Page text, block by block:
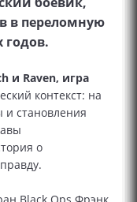
в переломную
годов.
и Raven, игра
контекст: на
становления
о